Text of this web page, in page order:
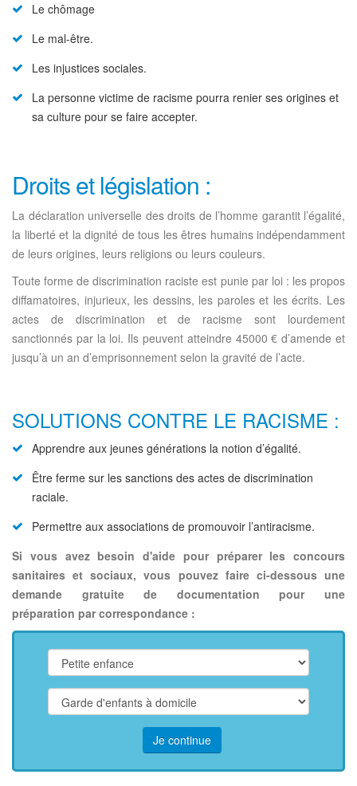
Le chômage
Le mal-être.
Les injustices sociales.
La personne victime de racisme pourra renier ses origines et
sa culture pour se faire accepter.
Droits et législation :
La déclaration universelle des droits de l’homme garantit l’égalité,
la liberté et la dignité de tous les êtres humains indépendamment
de leurs origines, leurs religions ou leurs couleurs.
Toute forme de discrimination raciste est punie par loi : les propos
diffamatoires, injurieux, les dessins, les paroles et les écrits. Les
actes de discrimination et de racisme sont lourdement
sanctionnés par la loi. Ils peuvent atteindre 45000 € d’amende et
jusqu’à un an d’emprisonnement selon la gravité de l’acte.
SOLUTIONS CONTRE LE RACISME :
Apprendre aux jeunes générations la notion d’égalité.
Être ferme sur les sanctions des actes de discrimination
raciale.
Permettre aux associations de promouvoir l’antiracisme.
Si vous avez besoin d'aide pour préparer les concours
sanitaires et sociaux, vous pouvez faire ci-dessous une
demande gratuite de documentation pour une
préparation par correspondance :
Je continue